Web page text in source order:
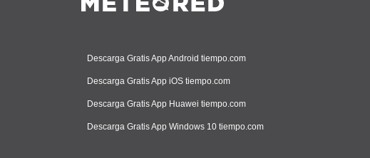
Descarga Gratis App Android tiempo.com
Descarga Gratis App iOS tiempo.com
Descarga Gratis App Huawei tiempo.com
Descarga Gratis App Windows 10 tiempo.com